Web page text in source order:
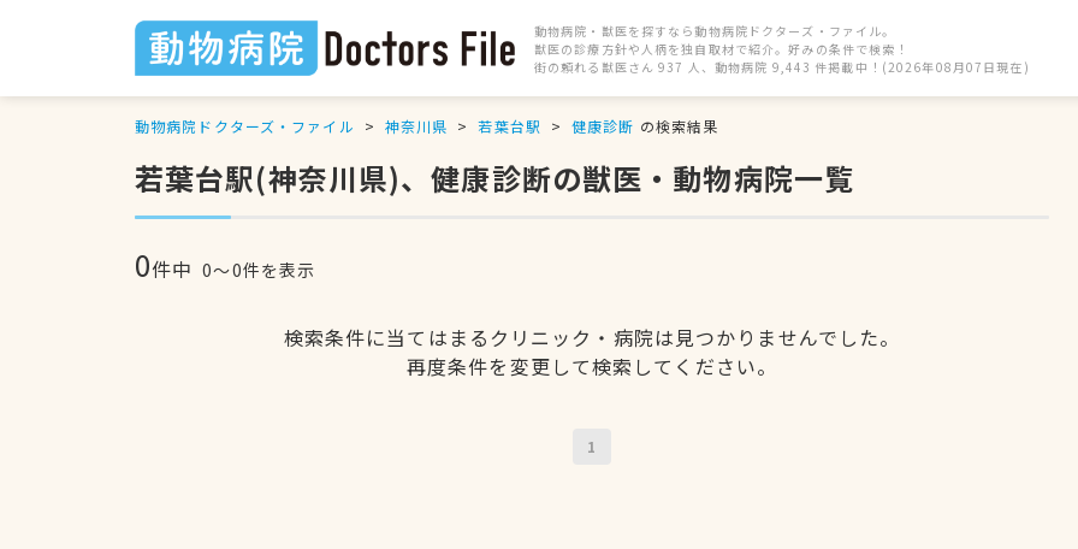
動物病院・獣医を探すなら動物病院ドクターズ・ファイル。
獣医の診療方針や人柄を独自取材で紹介。好みの条件で検索！
街の頼れる獣医さん 937 人、動物病院 9,443 件掲載中！(2026年08月07日現在)
動物病院ドクターズ・ファイル 神奈川県 若葉台駅 健康診断 の検索結果
若葉台駅(神奈川県)、健康診断の獣医・動物病院一覧
0件中 0〜0件を表示
検索条件に当てはまるクリニック・病院は見つかりませんでした。
再度条件を変更して検索してください。
1